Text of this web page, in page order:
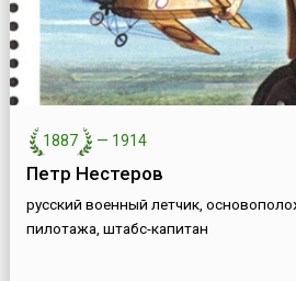
1887 — 1914
Петр Нестеров
русский военный летчик,
пилотажа, штабс-капитан